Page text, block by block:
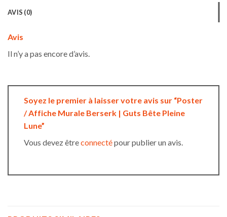
AVIS (0)
Avis
Il n’y a pas encore d’avis.
Soyez le premier à laisser votre avis sur “Poster
/ Affiche Murale Berserk | Guts Bête Pleine
Lune”
Vous devez êtreconnectépour publier un avis.